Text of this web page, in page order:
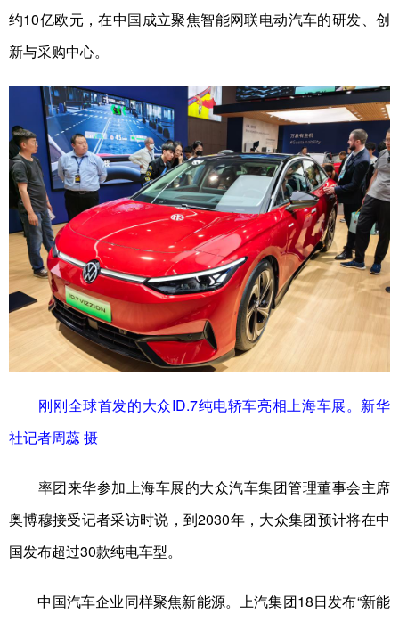
约10亿欧元，在中国成立聚焦智能网联电动汽车的研发、创
新与采购中心。
刚刚全球首发的大众ID.7纯电轿车亮相上海车展。新华
社记者周蕊 摄
率团来华参加上海车展的大众汽车集团管理董事会主席
奥博穆接受记者采访时说，到2030年，大众集团预计将在中
国发布超过30款纯电车型。
中国汽车企业同样聚焦新能源。上汽集团18日发布“新能